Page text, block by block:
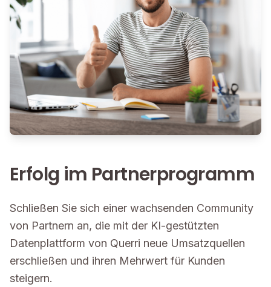
Erfolg im Partnerprogramm
Schließen Sie sich einer wachsenden Community
von Partnern an, die mit der KI-gestützten
Datenplattform von Querri neue Umsatzquellen
erschließen und ihren Mehrwert für Kunden
steigern.